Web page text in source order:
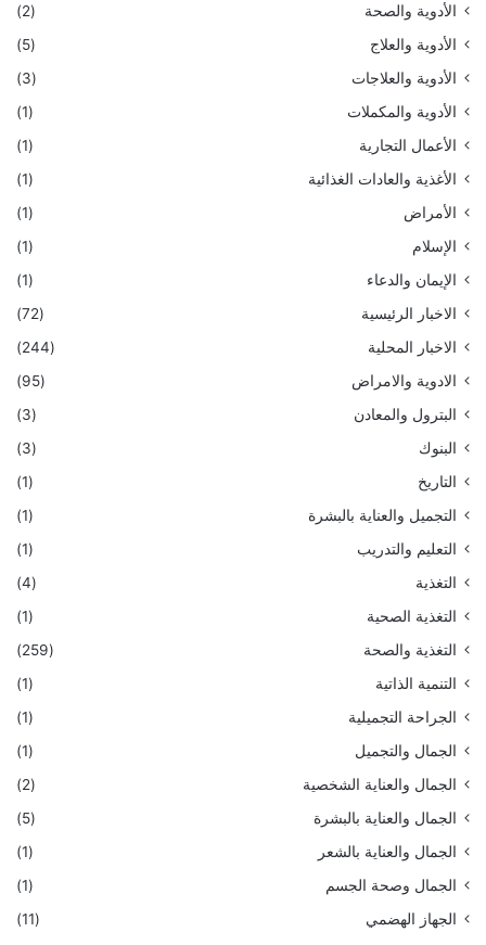
الأدوية والصحة
(2)
الأدوية والعلاج
(5)
الأدوية والعلاجات
(3)
الأدوية والمكملات
(1)
الأعمال التجارية
(1)
الأغذية والعادات الغذائية
(1)
الأمراض
(1)
الإسلام
(1)
الإيمان والدعاء
(1)
الاخبار الرئيسية
(72)
الاخبار المحلية
(244)
الادوية والامراض
(95)
البترول والمعادن
(3)
البنوك
(3)
التاريخ
(1)
التجميل والعناية بالبشرة
(1)
التعليم والتدريب
(1)
التغذية
(4)
التغذية الصحية
(1)
التغذية والصحة
(259)
التنمية الذاتية
(1)
الجراحة التجميلية
(1)
الجمال والتجميل
(1)
الجمال والعناية الشخصية
(2)
الجمال والعناية بالبشرة
(5)
الجمال والعناية بالشعر
(1)
الجمال وصحة الجسم
(1)
الجهاز الهضمي
(11)